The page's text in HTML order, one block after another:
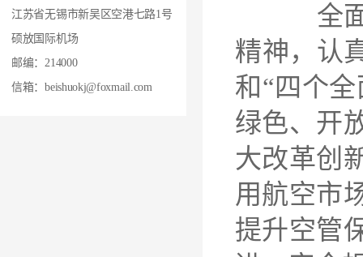
江苏省无锡市新吴区空港七路1号
硕放国际机场
邮编：214000
信箱：beishuokj@foxmail.com
全面贯
精神，认
和“四个
绿色、开
大改革创
用航空市
提升空管